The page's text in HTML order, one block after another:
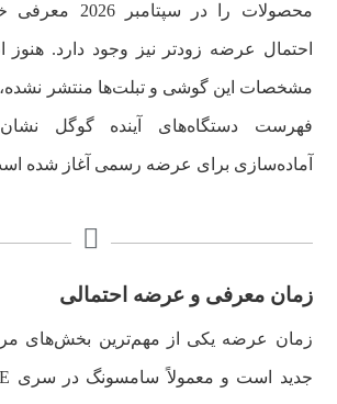
محصولات را در
احتمال عرضه زودتر نیز وجود دارد. هنوز
مشخصات این گوشی و تبلت‌ها منتشر نشده،
فهرست دستگاه‌های آینده گوگل
آماده‌سازی برای عرضه رسمی آغاز شده
زمان معرفی و عرضه احتمالی
زمان عرضه یکی از مهم‌ترین بخش‌های